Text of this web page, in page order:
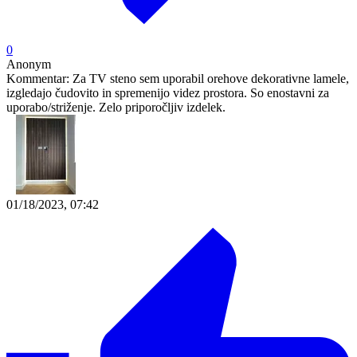
0
Anonym
Kommentar: Za TV steno sem uporabil orehove dekorativne lamele,
izgledajo čudovito in spremenijo videz prostora. So enostavni za
uporabo/striženje. Zelo priporočljiv izdelek.
01/18/2023, 07:42